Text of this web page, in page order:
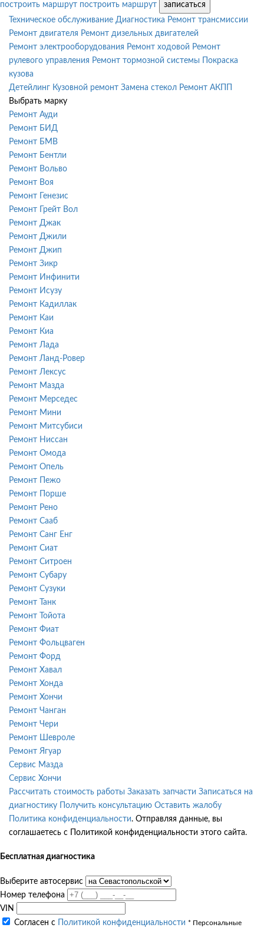
построить маршрут построить маршрут
записаться
Техническое обслуживание Диагностика Ремонт трансмиссии
Ремонт двигателя Ремонт дизельных двигателей
Ремонт электрооборудования Ремонт ходовой Ремонт
рулевого управления Ремонт тормозной системы
Покраска
кузова
Детейлинг Кузовной ремонт Замена стекол Ремонт АКПП
Выбрать марку
Ремонт Ауди
Ремонт БИД
Ремонт БМВ
Ремонт Бентли
Ремонт Вольво
Ремонт Воя
Ремонт Генезис
Ремонт Грейт Вол
Ремонт Джак
Ремонт Джили
Ремонт Джип
Ремонт Зикр
Ремонт Инфинити
Ремонт Исузу
Ремонт Кадиллак
Ремонт Каи
Ремонт Киа
Ремонт Лада
Ремонт Ланд-Ровер
Ремонт Лексус
Ремонт Мазда
Ремонт Мерседес
Ремонт Мини
Ремонт Митсубиси
Ремонт Ниссан
Ремонт Омода
Ремонт Опель
Ремонт Пежо
Ремонт Порше
Ремонт Рено
Ремонт Сааб
Ремонт Санг Енг
Ремонт Сиат
Ремонт Ситроен
Ремонт Субару
Ремонт Сузуки
Ремонт Танк
Ремонт Тойота
Ремонт Фиат
Ремонт Фольцваген
Ремонт Форд
Ремонт Хавал
Ремонт Хонда
Ремонт Хончи
Ремонт Чанган
Ремонт Чери
Ремонт Шевроле
Ремонт Ягуар
Сервис Мазда
Сервис Хончи
Рассчитать стоимость работы Заказать запчасти Записаться на
диагностику
Получить консультацию Оставить жалобу
Политика конфиденциальности. Отправляя данные, вы
соглашаетесь с Политикой конфиденциальности этого сайта.
Бесплатная диагностика
Выберите автосервис
Номер телефона
VIN
Согласен с
Политикой конфиденциальности * Персональные